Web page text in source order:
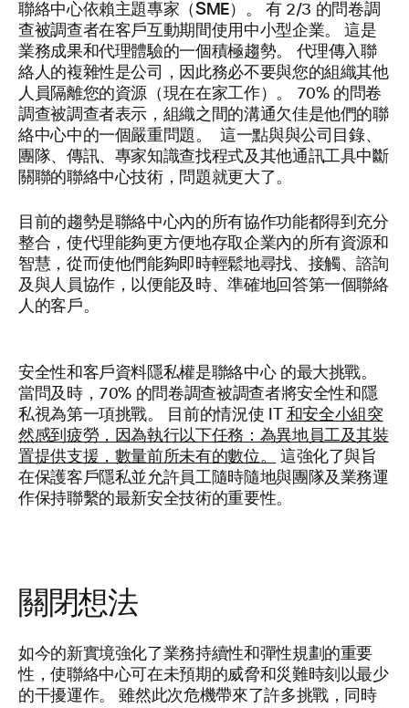
聯絡中心依賴主題專家（SME）。
有 2/3 的問卷調
查被調查者在客戶互動期間使用中小型企業。 這是
業務成果和代理體驗的一個積極趨勢。 代理傳入聯
絡人的複雜性是公司，因此務必不要與您的組織其他
人員隔離您的資源（現在在家工作）。 70% 的問卷
調查被調查者表示，組織之間的溝通欠佳是他們的聯
絡中心中的一個嚴重問題。 這一點與與公司目錄、
團隊、傳訊、專家知識查找程式及其他通訊工具中斷
關聯的聯絡中心技術，問題就更大了。
目前的趨勢是聯絡中心內的所有協作功能都得到充分
整合，使代理能夠更方便地存取企業內的所有資源和
智慧，從而使他們能夠即時輕鬆地尋找、接觸、諮詢
及與人員協作，以便能及時、準確地回答第一個聯絡
人的客戶。
安全性和客戶資料隱私權是聯絡中心 的最大挑戰。
當問及時，70% 的問卷調查被調查者將安全性和隱
私視為第一項挑戰。 目前的情況使 IT 和安全小組突
然感到疲勞，因為執行以下任務：為異地員工及其裝
置提供支援，數量前所未有的數位。
這強化了與旨
在保護客戶隱私並允許員工隨時隨地與團隊及業務運
作保持聯繫的最新安全技術的重要性。
關閉想法
如今的新實境強化了業務持續性和彈性規劃的重要
性，使聯絡中心可在未預期的威脅和災難時刻以最少
的干擾運作。 雖然此次危機帶來了許多挑戰，同時